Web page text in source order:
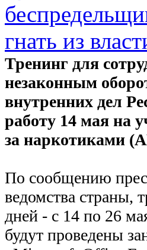
гнать из
Тренинг для
незаконным
внутренних дел
работу 14 мая на
за наркотиками
По сообщению
ведомства страны,
дней - с 14 по 26
будут проведены